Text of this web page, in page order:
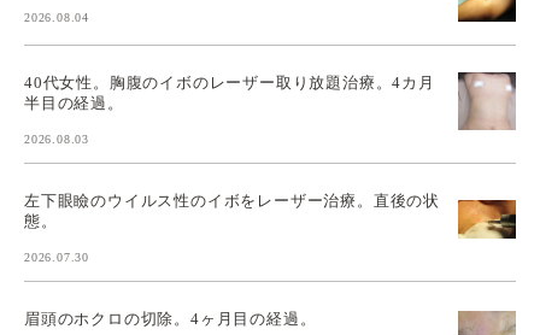
2026.08.04
40代女性。胸腹のイボのレーザー取り放題治療。4カ月
半目の経過。
2026.08.03
左下眼瞼のウイルス性のイボをレーザー治療。直後の状
態。
2026.07.30
眉頭のホクロの切除。4ヶ月目の経過。